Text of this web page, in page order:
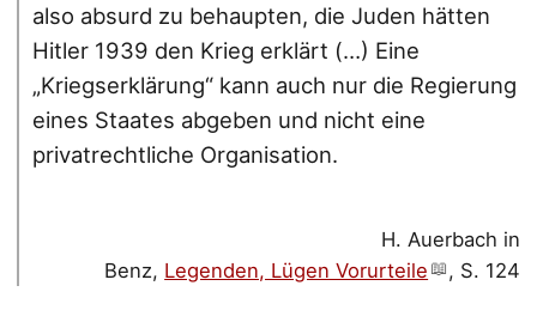
also absurd zu behaupten, die Juden hätten
Hitler 1939 den Krieg erklärt (…) Eine
„Kriegserklärung“ kann auch nur die Regierung
eines Staates abgeben und nicht eine
privatrechtliche Organisation.
H. Auerbach in
Benz, Legenden, Lügen Vorurteile , S. 124